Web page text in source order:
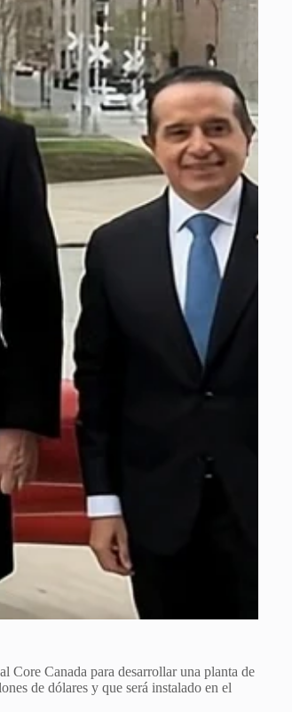
Core Canada para desarrollar una planta de
de dólares y que será instalado en el